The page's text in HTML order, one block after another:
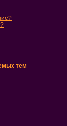
тем